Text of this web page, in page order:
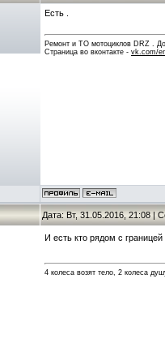
Есть .
Ремонт и ТО мотоциклов DRZ .
Страница во вконтакте - vk.com/
Дата: Вт, 31.05.2016, 21:08 |
И есть кто рядом с
4 колеса возят тело, 2 колеса